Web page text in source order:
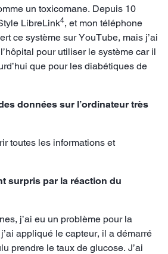
un toxicomane. Depuis 10
LibreLink4, et mon téléphone
ce système sur YouTube, mais j’ai
pour utiliser le système car il
que pour les diabétiques de
données sur l’ordinateur très
toutes les informations et
surpris par la réaction du
j’ai eu un problème pour la
appliqué le capteur, il a démarré
prendre le taux de glucose. J’ai